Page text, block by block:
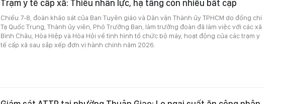
Trạm y tế cấp xã: Thiếu nhân lực, hạ tầng còn nhiều bất cập
Chiều 7-8, đoàn khảo sát của Ban Tuyên giáo và Dân vận Thành ủy TPHCM do đồng chí
Tạ Quốc Trung, Thành ủy viên, Phó Trưởng Ban, làm trưởng đoàn đã làm việc với các xã
Bình Châu, Hòa Hiệp và Hòa Hội về tình hình tổ chức bộ máy, hoạt động của các trạm y
tế cấp xã sau sắp xếp đơn vị hành chính năm 2026.